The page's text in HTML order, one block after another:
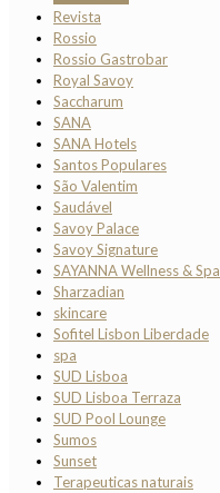
Revista
Rossio
Rossio Gastrobar
Royal Savoy
Saccharum
SANA
SANA Hotels
Santos Populares
São Valentim
Saudável
Savoy Palace
Savoy Signature
SAYANNA Wellness & Spa
Sharzadian
skincare
Sofitel Lisbon Liberdade
spa
SUD Lisboa
SUD Lisboa Terraza
SUD Pool Lounge
Sumos
Sunset
Terapeuticas naturais